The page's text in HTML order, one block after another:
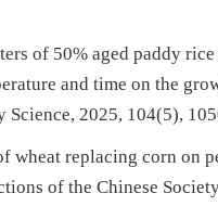
of 50% aged paddy
and time on the
2025, 104(5),
replacing corn on
of the Chinese